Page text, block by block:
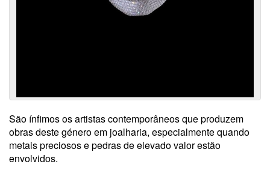
São ínfimos os artistas contemporâneos que produzem
obras deste género em joalharia, especialmente quando
metais preciosos e pedras de elevado valor estão
envolvidos.